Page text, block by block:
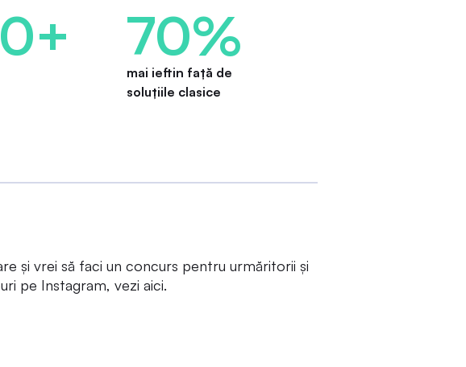
70%
mai ieftin față de
soluțiile clasice
și vrei să faci un concurs pentru urmăritorii și
pe Instagram, vezi aici.